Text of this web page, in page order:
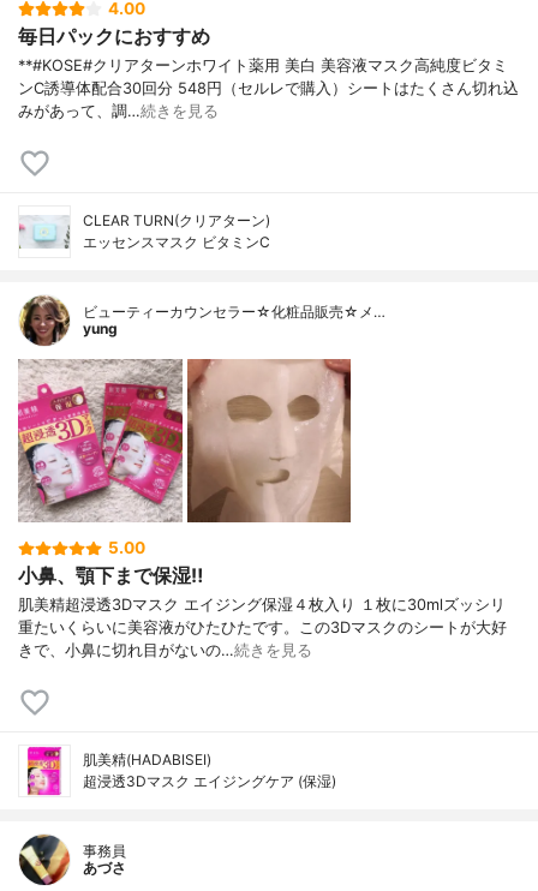
4.00
毎日パックにおすすめ
**#KOSE#クリアターンホワイト薬用 美白 美容液マスク高純度ビタミ
ンC誘導体配合⁡30回分 548円（セルレで購入）⁡シートはたくさん切れ込
みがあって、調…続きを見る
CLEAR TURN(クリアターン)
エッセンスマスク ビタミンC
ビューティーカウンセラー☆化粧品販売☆メ…
yung
5.00
小鼻、顎下まで保湿‼︎
肌美精超浸透3Dマスク エイジング保湿４枚入り １枚に30mlズッシリ
重たいくらいに美容液がひたひたです。この3Dマスクのシートが大好
きで、小鼻に切れ目がないの…続きを見る
肌美精(HADABISEI)
超浸透3Dマスク エイジングケア (保湿)
事務員
あづさ